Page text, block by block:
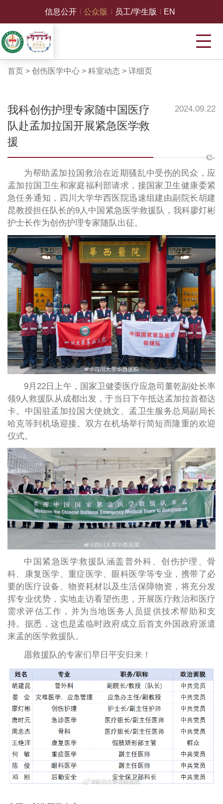
信息公开 公众版 员工/学生版 EN
首页 > 创伤医学中心> 科室动态 > 详细页
我科创伤护理专家随中国医疗
队赴孟加拉国开展紧急医学救
援
2024.09.22
为帮助孟加拉国救治在近期骚乱中受伤的民众，应
孟加拉国卫生和家庭福利部请求，接国家卫生健康委紧
急任务通知，四川大学华西医院迅速组建由副院长胡建
昆教授担任队长的9人中国紧急医学救援队，我科廖灯彬
护士长作为创伤护理专家随队出征。
9月22日上午，国家卫健委医疗应急司董乾副处长率
领9人救援队从成都出发，于当日下午抵达孟加拉首都达
卡。中国驻孟加拉国大使姚文、孟卫生服务总局副局长
哈克等到机场迎接。双方在机场举行简短而隆重的欢迎
仪式。
中国紧急医学救援队涵盖普外科、创伤护理、骨
科、康复医学、重症医学、眼科医学等专业，携带了必
要的医疗设备、物资耗材以及生活保障物资，将充分发
挥专业优势，实地走访看望伤患，开展医疗救治和医疗
需求评估工作，并为当地医务人员提供技术帮助和支
持。据悉，这也是孟临时政府成立后首支外国政府派遣
来孟的医学救援队。
愿救援队的专家们早日平安归来！